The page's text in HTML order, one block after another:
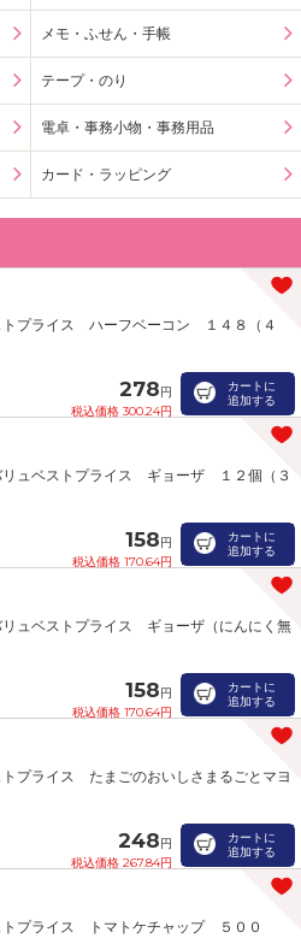
メモ・ふせん・手帳
テープ・のり
電卓・事務小物・事務用品
カード・ラッピング
トプライス ハーフベーコン １４８（４
278円
税込価格 300.24円
カートに
追加する
リュベストプライス ギョーザ １２個（３
158円
税込価格 170.64円
カートに
追加する
リュベストプライス ギョーザ（にんにく無
158円
税込価格 170.64円
カートに
追加する
トプライス たまごのおいしさまるごとマヨ
248円
税込価格 267.84円
カートに
追加する
トプライス トマトケチャップ ５００